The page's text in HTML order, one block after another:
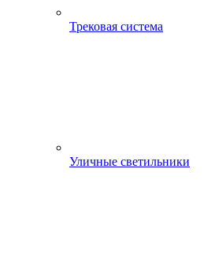
Трековая система
Уличные светильники